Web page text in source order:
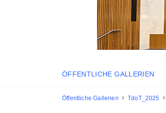
Öffentliche Gallerien TdoT_2025
ÖFFENTLICHE GALLERIEN